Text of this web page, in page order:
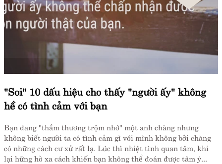
"Soi" 10 dấu hiệu cho thấy "người ấy" không
hề có tình cảm với bạn
Bạn đang "thầm thương trộm nhớ" một anh chàng nhưng
không biết người ta có tình cảm gì với mình không bởi chàng
có những cách cư xử rất lạ. Lúc thì nhiệt tình quan tâm, khi
lại hững hờ xa cách khiến bạn không thể đoán được tâm ý...